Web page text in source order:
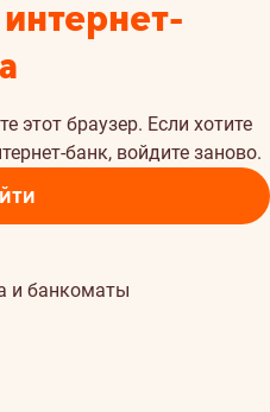
этот браузер. Если хотите
банк, войдите заново.
и банкоматы